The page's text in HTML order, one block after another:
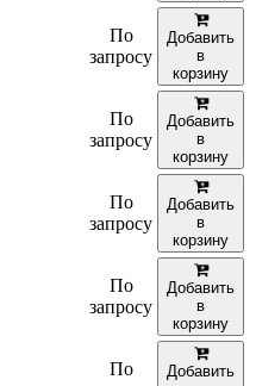
По
запросу
Добавить
в
корзину
По
запросу
Добавить
в
корзину
По
запросу
Добавить
в
корзину
По
запросу
Добавить
в
корзину
По
Добавить